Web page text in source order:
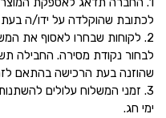
לכתובת שהוקלדה על ידו/ה
2. לקוחות שבחרו לאסוף את
לבחור נקודת מסירה. החבילה
שהוזנה בעת הרכישה בהתאם
3. זמני המשלוח עלולים
ימי חג.